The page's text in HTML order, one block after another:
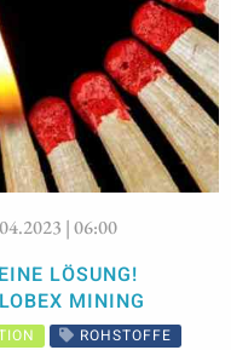
| 06:00
LÖSUNG!
MINING
ROHSTOFFE